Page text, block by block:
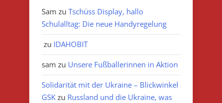
Sam zu Tschüss Display, hallo
Schulalltag: Die neue Handyregelung
zu IDAHOBIT
sam zu Unsere Fußballerinnen in Aktion
Solidarität mit der Ukraine – Blickwinkel
GSK zu Russland und die Ukraine, was